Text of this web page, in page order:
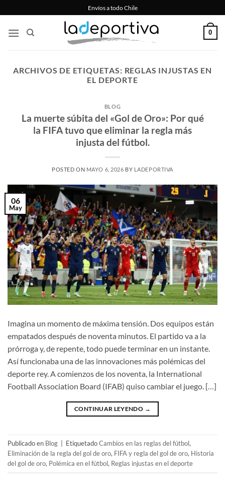
al
contenido
Envíos a todo Chile
0
ARCHIVOS DE ETIQUETAS: REGLAS INJUSTAS EN
EL DEPORTE
BLOG
La muerte súbita del «Gol de Oro»: Por qué
la FIFA tuvo que eliminar la regla más
injusta del fútbol.
POSTED ON MAYO 6, 2026 BY LADEPORTIVA
06
May
Imagina un momento de máxima tensión. Dos equipos están
empatados después de noventa minutos. El partido va a la
prórroga y, de repente, todo puede terminar en un instante.
Así funcionaba una de las innovaciones más polémicas del
deporte rey. A comienzos de los noventa, la International
Football Association Board (IFAB) quiso cambiar el juego. […]
CONTINUAR LEYENDO →
Publicado en Blog EtiquetadoCambios en las reglas del fútbol,
Eliminación de la regla del gol de oro, FIFA y regla del gol de oro, Historia
del gol de oro, Polémica en el fútbol, Reglas injustas en el deporte